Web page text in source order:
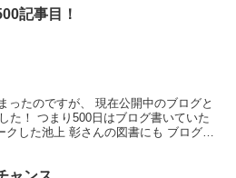
記事目！
ったのですが、 現在公開中のブログと
た！ つまり500日はブログ書いていた
クした池上 彰さんの図書にも ブログは